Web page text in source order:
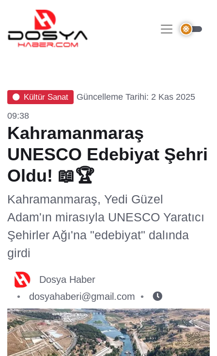
Kültür Sanat
Güncelleme Tarihi: 2 Kas 2025
09:38
Kahramanmaraş
UNESCO Edebiyat Şehri
Oldu! 📖🏆
Kahramanmaraş, Yedi Güzel
Adam'ın mirasıyla UNESCO Yaratıcı
Şehirler Ağı'na "edebiyat" dalında
girdi
Dosya Haber
dosyahaberi@gmail.com